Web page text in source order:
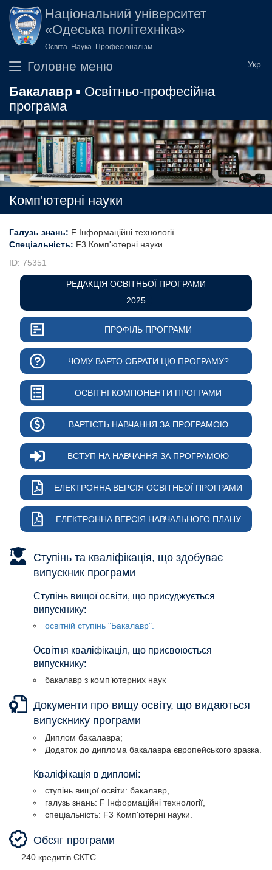
Перейти до основного вмісту
Національний університет
«Одеська політехніка»
Освіта. Наука. Професіоналізм.
Головне меню
Бакалавр ▪ Освітньо-професійна
програма
Комп'ютерні науки
РЕДАКЦІЯ ОСВІТНЬОЇ ПРОГРАМИ
2025
ПРОФІЛЬ ПРОГРАМИ
ЧОМУ ВАРТО ОБРАТИ ЦЮ ПРОГРАМУ?
ОСВІТНІ КОМПОНЕНТИ ПРОГРАМИ
ВАРТІСТЬ НАВЧАННЯ ЗА ПРОГРАМОЮ
ВСТУП НА НАВЧАННЯ ЗА ПРОГРАМОЮ
ЕЛЕКТРОННА ВЕРСІЯ ОСВІТНЬОЇ ПРОГРАМИ
ЕЛЕКТРОННА ВЕРСІЯ НАВЧАЛЬНОГО ПЛАНУ
Галузь знань: F Інформаційні технології
Спеціальність: F3 Комп'ютерні науки
ID: 75351
Ступінь та кваліфікація, що здобуває
випускник програми
Ступінь вищої освіти, що присуджується
випускнику:
освітній ступінь "Бакалавр".
Освітня кваліфікація, що присвоюється
випускнику:
бакалавр з комп’ютерних наук
Документи про вищу освіту, що видаються
випускнику програми
Диплом бакалавра;
Додаток до диплома бакалавра європейського зразка.
Кваліфікація в дипломі:
ступінь вищої освіти: бакалавр,
галузь знань: F Інформаційні технології,
спеціальність: F3 Комп'ютерні науки.
Обсяг програми
240 кредитів ЄКТС.